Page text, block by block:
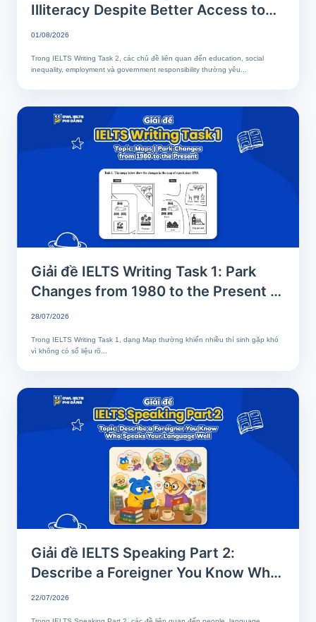
Illiteracy Despite Better Access to
Education | Phân tích chi tiết & Bài
01/08/2026
Trong IELTS Writing Task 2, các chủ đề liên quan đến education, social
inequality, employment và government responsibility thường yêu...
Giải đề IELTS Writing Task 1: Park
Changes from 1980 to the Present |
Phân tích chi tiết & Bài mẫu band 8+
28/07/2026
Trong IELTS Writing Task 1, dạng Map thường khiến nhiều thí sinh gặp khó
vì không có số liệu rõ...
Giải đề IELTS Speaking Part 2:
Describe a Foreigner You Know Who
Speaks Your Language Well
22/07/2026